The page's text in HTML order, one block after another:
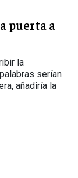
puerta a
la
serían
añadiría la